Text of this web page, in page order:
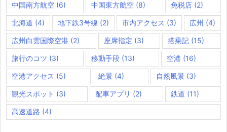
中国南方航空 (6) 中国東方航空 (8) 免税店 (2)
北海道 (4) 地下鉄3号線 (2) 市内アクセス (3) 広州 (4)
広州白雲国際空港 (2) 座席指定 (3) 搭乗記 (15)
旅行のコツ (3) 移動手段(13) 空港 (16)
空港アクセス (5) 絶景(4) 自然風景 (3)
観光スポット (3) 配車アプリ (2) 鉄道 (11)
高速道路 (4)